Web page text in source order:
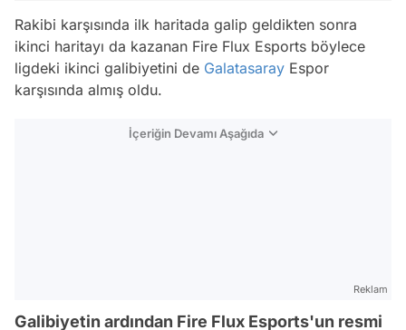
Rakibi karşısında ilk haritada galip geldikten sonra
ikinci haritayı da kazanan Fire Flux Esports böylece
ligdeki ikinci galibiyetini de Galatasaray Espor
karşısında almış oldu.
İçeriğin Devamı Aşağıda
Reklam
Galibiyetin ardından Fire Flux Esports'un resmi